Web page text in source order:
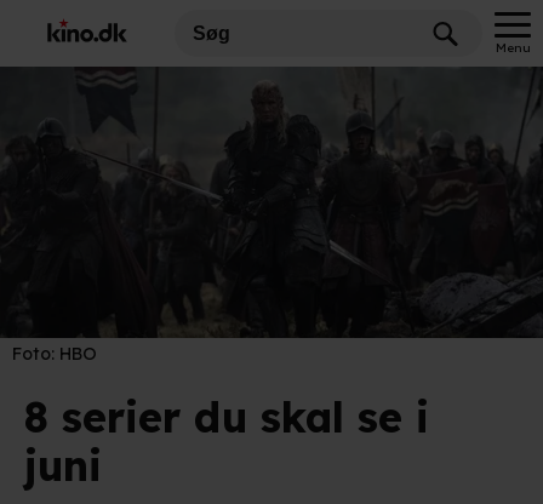
Menu
Foto: HBO
8 serier du skal se i
juni